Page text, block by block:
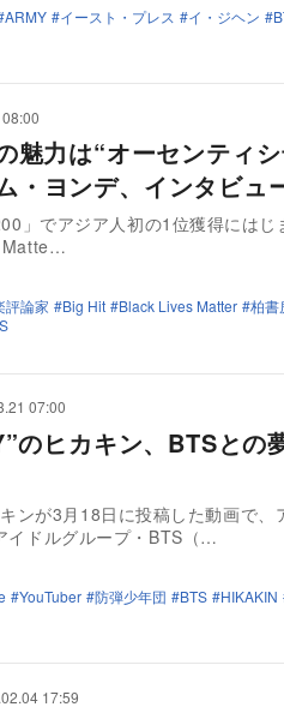
ARMY イースト・プレス イ・ジヘン
魅力は“オーセンティ
・ヨンデ、インタビュ
」でアジア人初の1位獲得にはじ
Matte…
評論家 Big Hit Black Lives Matter 柏書
07:00
のヒカキン、BTSとの
ンが3月18日に投稿した動画で、
イドルグループ・BTS（…
YouTuber 防弾少年団 BTS HIKAKIN
17:59